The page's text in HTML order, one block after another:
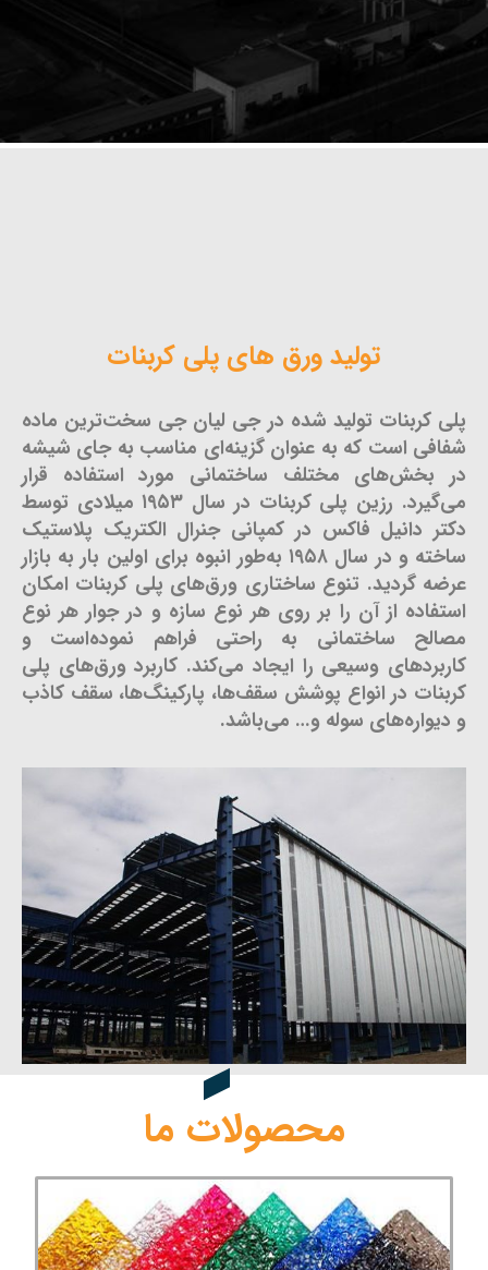
تولید ورق های پلی کربنات
پلی کربنات تولید شده در جی لیان جی سخت‌ترین ماده
شفافی است که به عنوان گزینه‌ای مناسب به جای شیشه
در بخش‌های مختلف ساختمانی مورد استفاده قرار
می‌گیرد. رزین پلی کربنات در سال ۱۹۵۳ میلادی توسط
دکتر دانیل فاکس در کمپانی جنرال الکتریک پلاستیک
ساخته و در سال ۱۹۵۸ به‌طور انبوه برای اولین بار به بازار
عرضه گردید. تنوع ساختاری ورق‌های پلی کربنات امکان
استفاده از آن را بر روی هر نوع سازه و در جوار هر نوع
مصالح ساختمانی به راحتی فراهم نموده‌است و
کاربردهای وسیعی را ایجاد می‌کند. کاربرد ورق‌های پلی
کربنات در انواع پوشش سقف‌ها، پارکینگ‌ها، سقف کاذب
و دیواره‌های سوله و… می‌باشد.
محصولات ما